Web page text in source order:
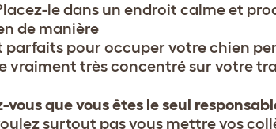
le dans un endroit calme et
de manière
parfaits pour occuper votre chien
vraiment très concentré sur votre
vous que vous êtes le seul
surtout pas vous mettre vos